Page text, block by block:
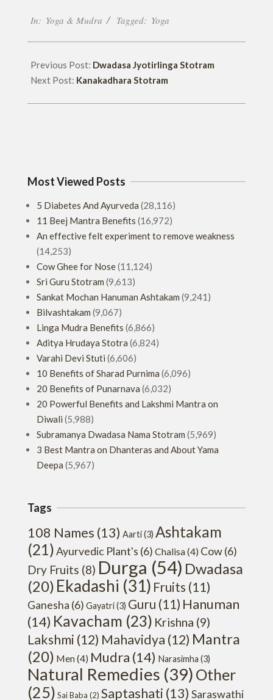
04-
In: Yoga & Mudra Tagged: Yoga
Previous Post: Dwadasa Jyotirlinga Stotram
Next Post: Kanakadhara Stotram
Most Viewed Posts
5 Diabetes And Ayurveda (28,116)
11 Beej Mantra Benefits (16,972)
An effective felt experiment to remove weakness
(14,253)
Cow Ghee for Nose(11,124)
Sri Guru Stotram (9,613)
Sankat Mochan Hanuman Ashtakam (9,241)
Bilvashtakam (9,067)
Linga Mudra Benefits (6,866)
Aditya Hrudaya Stotra (6,824)
Varahi Devi Stuti (6,606)
10 Benefits of Sharad Purnima (6,096)
20 Benefits of Punarnava (6,032)
20 Powerful Benefits and Lakshmi Mantra on
Diwali (5,988)
Subramanya Dwadasa Nama Stotram (5,969)
3 Best Mantra on Dhanteras and About Yama
Deepa (5,967)
Tags
108 Names (13) Aarti(3) Ashtakam
(21)Ayurvedic Plant's (6) Chalisa(4) Cow(6)
Dry Fruits (8) Durga (54) Dwadasa
(20) Ekadashi (31) Fruits (11)
Ganesha (6) Gayatri(3) Guru (11) Hanuman
(14) Kavacham (23) Krishna (9)
Lakshmi (12) Mahavidya (12) Mantra
(20) Men(4) Mudra (14) Narasimha (3)
Natural Remedies (39) Other
(25) Sai Baba (2) Saptashati (13) Saraswathi